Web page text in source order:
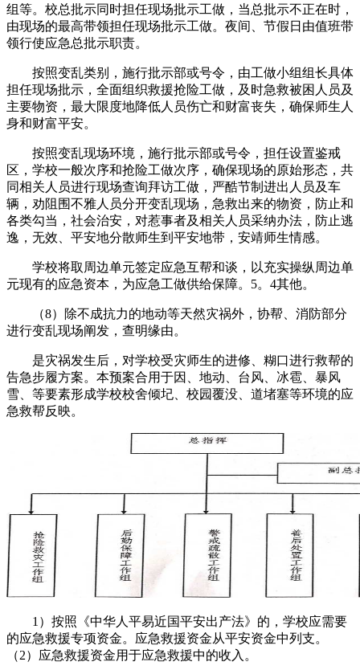
组等。校总批示同时担任现场批示工做，当总批示不正在时，
由现场的最高带领担任现场批示工做。夜间、节假日由值班带
领行使应急总批示职责。
按照变乱类别，施行批示部或号令，由工做小组组长具体
担任现场批示，全面组织救援抢险工做，及时急救被困人员及
主要物资，最大限度地降低人员伤亡和财富丧失，确保师生人
身和财富平安。
按照变乱现场环境，施行批示部或号令，担任设置鉴戒
区，学校一般次序和抢险工做次序，确保现场的原始形态，共
同相关人员进行现场查询拜访工做，严酷节制进出人员及车
辆，劝阻围不雅人员分开变乱现场，急救出来的物资，防止和
各类勾当，社会治安，对惹事者及相关人员采纳办法，防止逃
逸，无效、平安地分散师生到平安地带，安靖师生情感。
学校将取周边单元签定应急互帮和谈，以充实操纵周边单
元现有的应急资本，为应急工做供给保障。5。4其他。
（8）除不成抗力的地动等天然灾祸外，协帮、消防部分
进行变乱现场阐发，查明缘由。
是灾祸发生后，对学校受灾师生的进修、糊口进行救帮的
告急步履方案。本预案合用于因、地动、台风、冰雹、暴风
雪、等要素形成学校校舍倾圮、校园覆没、道堵塞等环境的应
急救帮反映。
1）按照《中华人平易近国平安出产法》的，学校应需要
的应急救援专项资金。应急救援资金从平安资金中列支。
（2）应急救援资金用于应急救援中的收入。